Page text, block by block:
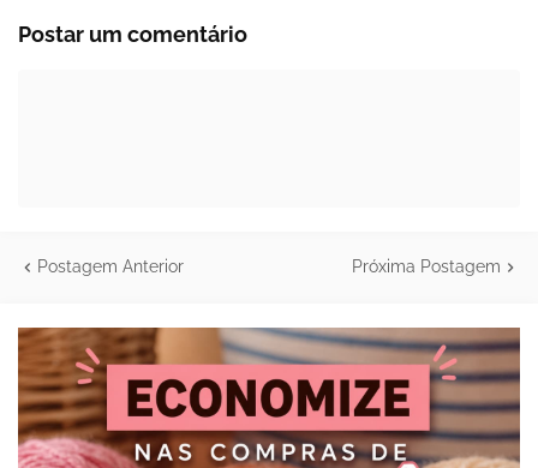
Postar um comentário
Postagem Anterior Próxima Postagem